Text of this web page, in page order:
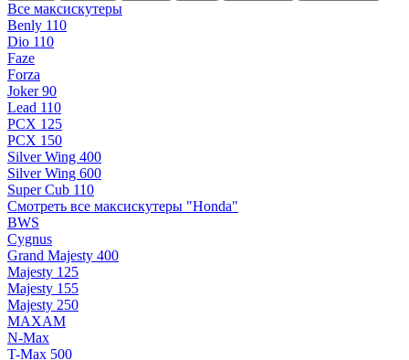
Все максискутеры
Benly 110
Dio 110
Faze
Forza
Joker 90
Lead 110
PCX 125
PCX 150
Silver Wing 400
Silver Wing 600
Super Cub 110
Смотреть все максискутеры "Honda"
BWS
Cygnus
Grand Majesty 400
Majesty 125
Majesty 155
Majesty 250
MAXAM
N-Max
T-Max 500